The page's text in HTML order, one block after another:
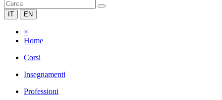
IT EN
×
Home
Corsi
Insegnamenti
Professioni